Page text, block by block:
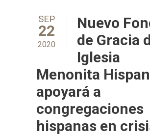
SEP
22
2020
Nuevo
de Gracia
Iglesia
Menonita
apoyará a
congregaciones
hispanas en